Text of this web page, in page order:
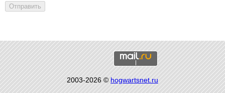
2003-2026 ©hogwartsnet.ru